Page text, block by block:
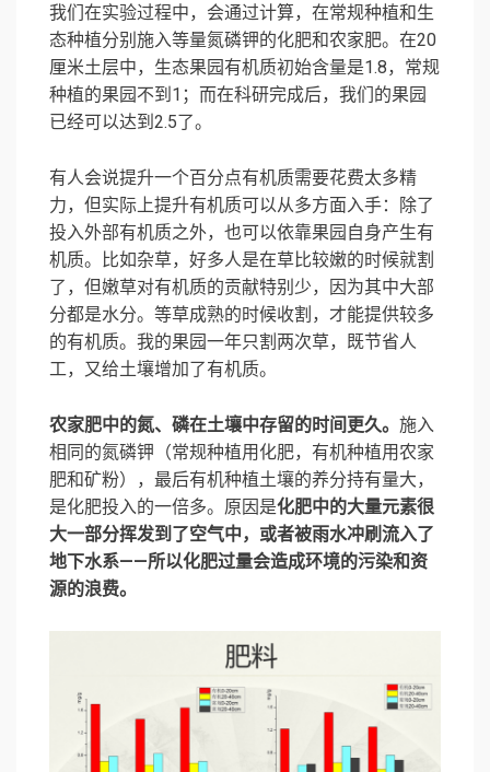
我们在实验过程中，会通过计算，在常规种植和生
态种植分别施入等量氮磷钾的化肥和农家肥。在20
厘米土层中，生态果园有机质初始含量是1.8，常规
种植的果园不到1；而在科研完成后，我们的果园
已经可以达到2.5了。
有人会说提升一个百分点有机质需要花费太多精
力，但实际上提升有机质可以从多方面入手：除了
投入外部有机质之外，也可以依靠果园自身产生有
机质。比如杂草，好多人是在草比较嫩的时候就割
了，但嫩草对有机质的贡献特别少，因为其中大部
分都是水分。等草成熟的时候收割，才能提供较多
的有机质。我的果园一年只割两次草，既节省人
工，又给土壤增加了有机质。
农家肥中的氮、磷在土壤中存留的时间更久。 施入
相同的氮磷钾（常规种植用化肥，有机种植用农家
肥和矿粉），最后有机种植土壤的养分持有量大，
是化肥投入的一倍多。原因是化肥中的大量元素很
大一部分挥发到了空气中，或者被雨水冲刷流入了
地下水系——所以化肥过量会造成环境的污染和资
源的浪费。